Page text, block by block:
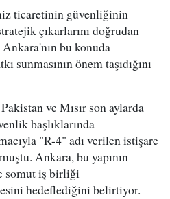
ticaretinin güvenliğinin
çıkarlarını doğrudan
bu konuda
sunmasının önem taşıdığını
ve Mısır son aylarda
başlıklarında
"R-4" adı verilen istişare
Ankara, bu yapının
somut iş birliği
hedeflediğini belirtiyor.